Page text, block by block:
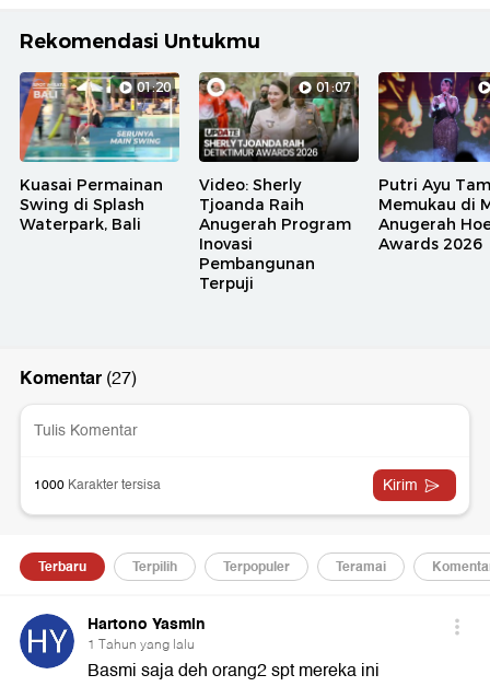
Rekomendasi Untukmu
01:20
Kuasai Permainan
Swing di Splash
Waterpark, Bali
01:07
Video: Sherly
Tjoanda Raih
Anugerah Program
Inovasi
Pembangunan
Terpuji
Putri Ayu
Memukau di
Anugerah
Awards 2026